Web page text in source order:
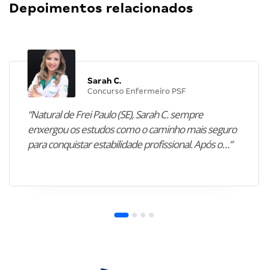
Depoimentos relacionados
Sarah C.
Concurso Enfermeiro PSF
“Natural de Frei Paulo (SE), Sarah C. sempre
enxergou os estudos como o caminho mais seguro
para conquistar estabilidade profissional. Após o…”